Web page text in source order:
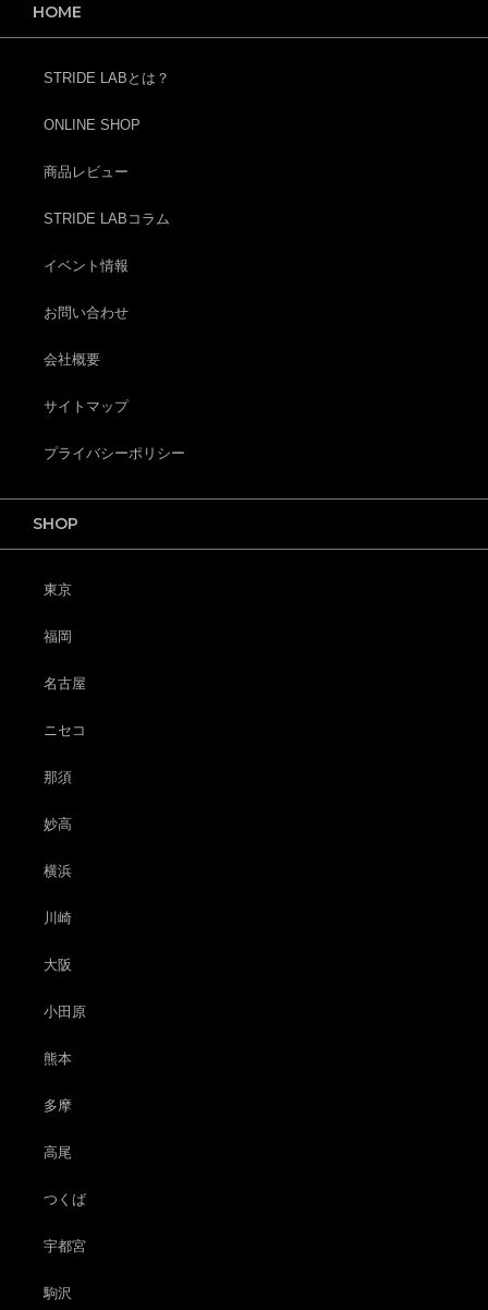
HOME
STRIDE LABとは？
ONLINE SHOP
商品レビュー
STRIDE LABコラム
イベント情報
お問い合わせ
会社概要
サイトマップ
プライバシーポリシー
SHOP
東京
福岡
名古屋
ニセコ
那須
妙高
横浜
川崎
大阪
小田原
熊本
多摩
高尾
つくば
宇都宮
駒沢